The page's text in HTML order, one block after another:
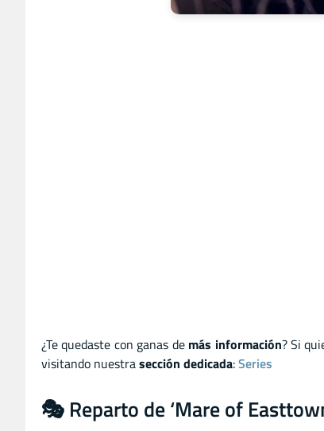
¿Te quedaste con ganas de más información? Si
visitando nuestrasección dedicada:Series
🎭 Reparto de ‘Mare of